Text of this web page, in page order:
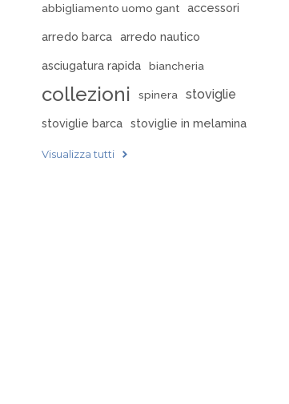
abbigliamento uomo gant accessori
arredo barca arredo nautico
asciugatura rapida biancheria
collezioni spinera stoviglie
stoviglie barca stoviglie in melamina
Visualizza tutti